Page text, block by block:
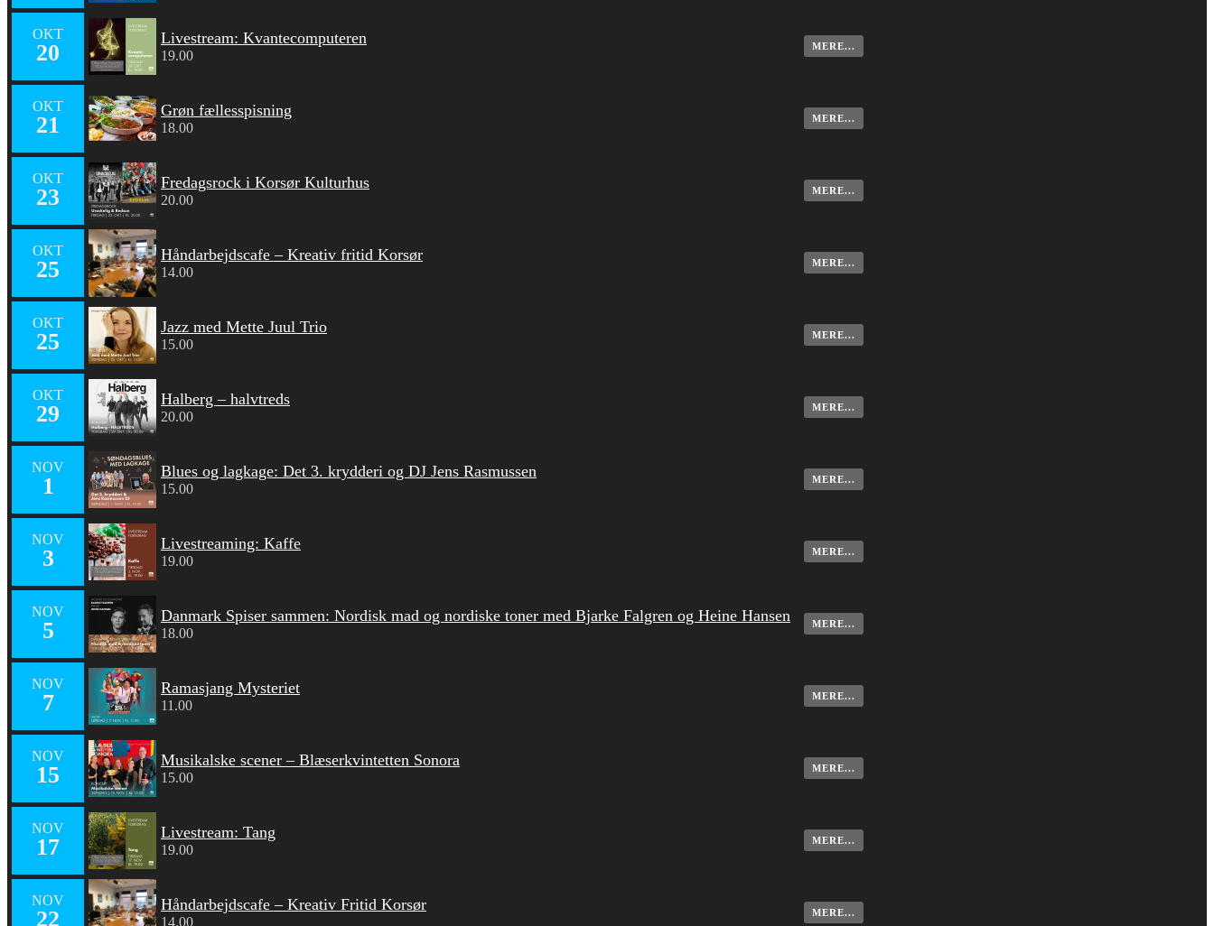
OKT
20
Livestream: Kvantecomputeren
19.00
MERE...
OKT
21
Grøn fællesspisning
18.00
MERE...
OKT
23
Fredagsrock i Korsør Kulturhus
20.00
MERE...
OKT
25
Håndarbejdscafe – Kreativ fritid Korsør
14.00
MERE...
OKT
25
Jazz med Mette Juul Trio
15.00
MERE...
OKT
29
Halberg – halvtreds
20.00
MERE...
NOV
1
Blues og lagkage: Det 3. krydderi og DJ Jens Rasmussen
15.00
MERE...
NOV
3
Livestreaming: Kaffe
19.00
MERE...
NOV
5
Danmark Spiser sammen: Nordisk mad og nordiske toner med Bjarke Falgren og Heine Hansen
18.00
MERE...
NOV
7
Ramasjang Mysteriet
11.00
MERE...
NOV
15
Musikalske scener – Blæserkvintetten Sonora
15.00
MERE...
NOV
17
Livestream: Tang
19.00
MERE...
NOV
22
Håndarbejdscafe – Kreativ Fritid Korsør
14.00
MERE...